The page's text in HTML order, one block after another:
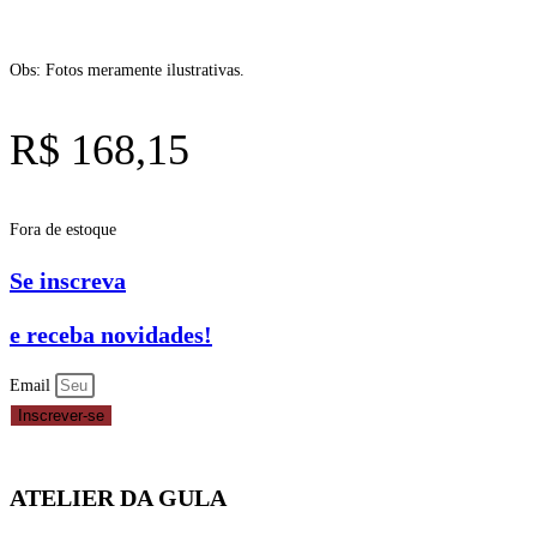
Obs: Fotos meramente ilustrativas.
R$ 168,15
Fora de estoque
Se inscreva
e receba novidades!
Email
Inscrever-se
ATELIER DA GULA